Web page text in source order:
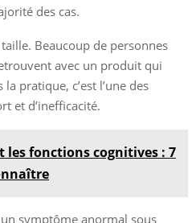
des cas.
Beaucoup de personnes
avec un produit qui
pratique, c’est l’une des
et d’inefficacité.
les fonctions cognitives : 7
symptôme anormal sous